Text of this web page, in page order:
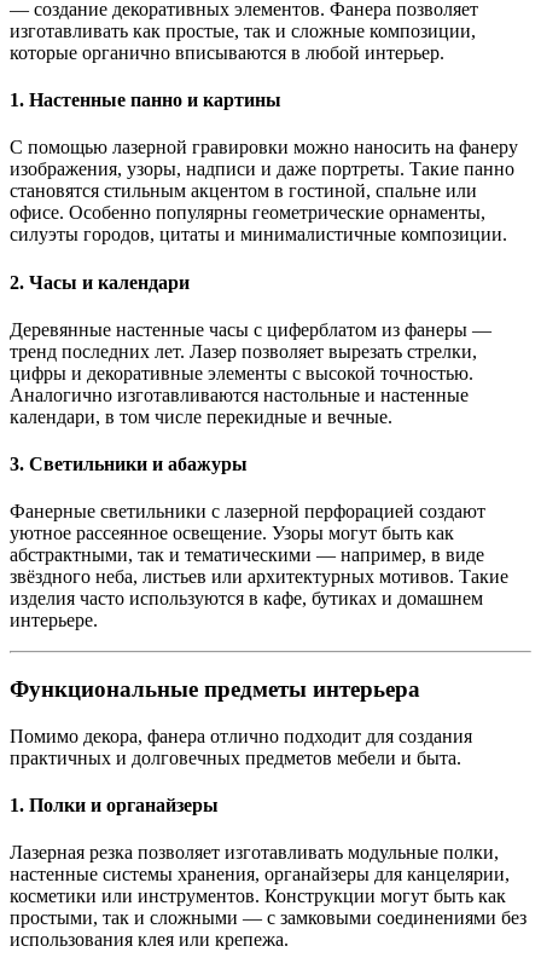
— создание декоративных элементов. Фанера позволяет
изготавливать как простые, так и сложные композиции,
которые органично вписываются в любой интерьер.
1. Настенные панно и картины
С помощью лазерной гравировки можно наносить на фанеру
изображения, узоры, надписи и даже портреты. Такие панно
становятся стильным акцентом в гостиной, спальне или
офисе. Особенно популярны геометрические орнаменты,
силуэты городов, цитаты и минималистичные композиции.
2. Часы и календари
Деревянные настенные часы с циферблатом из фанеры —
тренд последних лет. Лазер позволяет вырезать стрелки,
цифры и декоративные элементы с высокой точностью.
Аналогично изготавливаются настольные и настенные
календари, в том числе перекидные и вечные.
3. Светильники и абажуры
Фанерные светильники с лазерной перфорацией создают
уютное рассеянное освещение. Узоры могут быть как
абстрактными, так и тематическими — например, в виде
звёздного неба, листьев или архитектурных мотивов. Такие
изделия часто используются в кафе, бутиках и домашнем
интерьере.
Функциональные предметы интерьера
Помимо декора, фанера отлично подходит для создания
практичных и долговечных предметов мебели и быта.
1. Полки и органайзеры
Лазерная резка позволяет изготавливать модульные полки,
настенные системы хранения, органайзеры для канцелярии,
косметики или инструментов. Конструкции могут быть как
простыми, так и сложными — с замковыми соединениями без
использования клея или крепежа.